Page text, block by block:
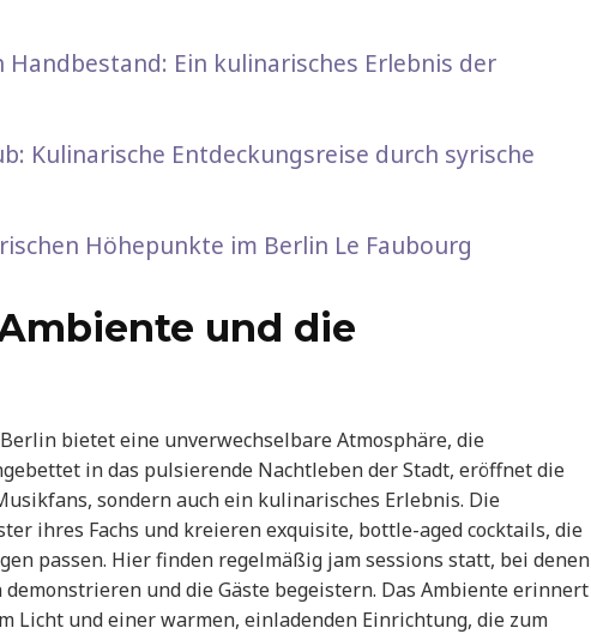
Handbestand: Ein kulinarisches Erlebnis der
Kulinarische Entdeckungsreise durch syrische
Höhepunkte im Berlin Le Faubourg
und die
bietet eine unverwechselbare Atmosphäre, die
in das pulsierende Nachtleben der Stadt, eröffnet die
sondern auch ein kulinarisches Erlebnis. Die
ihres Fachs und kreieren exquisite, bottle-aged cocktails, die
passen. Hier finden regelmäßig jam sessions statt, bei denen
und die Gäste begeistern. Das Ambiente erinnert
Licht und einer warmen, einladenden Einrichtung, die zum